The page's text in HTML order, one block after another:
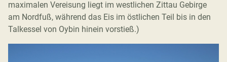
maximalen Vereisung liegt im westlichen Zittau Gebirge
am Nordfuß, während das Eis im östlichen Teil bis in den
Talkessel von Oybin hinein vorstieß.)